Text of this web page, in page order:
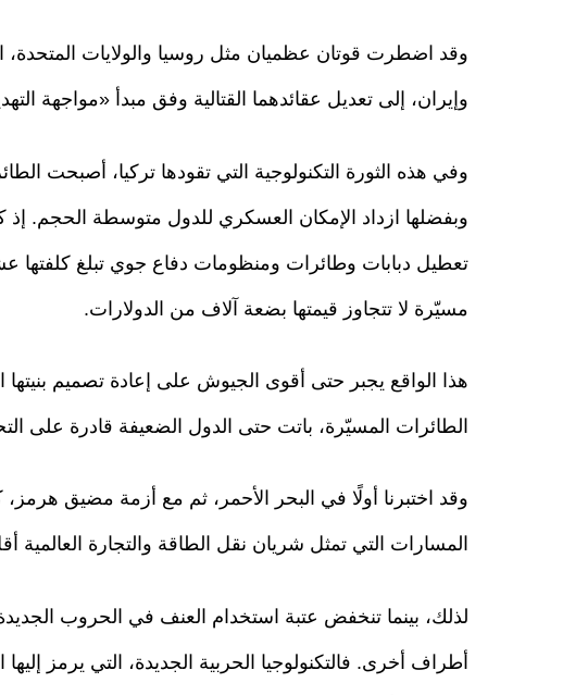
وقد اضطرت قوتان عظميان مثل روسيا والولايات المتحدة،
وإيران، إلى تعديل عقائدهما القتالية وفق مبدأ «مواجهة
وفي هذه الثورة التكنولوجية التي تقودها تركيا، أصبحت
وبفضلها ازداد الإمكان العسكري للدول متوسطة الحجم.
تعطيل دبابات وطائرات ومنظومات دفاع جوي تبلغ كلفتها
مسيّرة لا تتجاوز قيمتها بضعة آلاف من الدولارات.
هذا الواقع يجبر حتى أقوى الجيوش على إعادة تصميم بنيتها
الطائرات المسيّرة، باتت حتى الدول الضعيفة قادرة
وقد اختبرنا أولًا في البحر الأحمر، ثم مع أزمة مضيق
المسارات التي تمثل شريان نقل الطاقة والتجارة العالمية
لذلك، بينما تنخفض عتبة استخدام العنف في الحروب
أطراف أخرى. فالتكنولوجيا الحربية الجديدة، التي يرمز